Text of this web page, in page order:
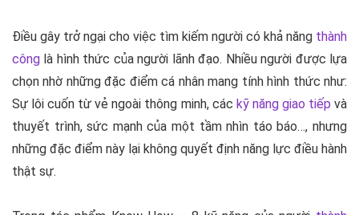
Điều gây trở ngại cho việc tìm kiếm người có khả năng thành
công là hình thức của người lãnh đạo. Nhiều người được lựa
chọn nhờ những đặc điểm cá nhân mang tính hình thức như:
Sự lôi cuốn từ vẻ ngoài thông minh, các kỹ năng giao tiếp và
thuyết trình, sức mạnh của một tầm nhìn táo báo…, nhưng
những đặc điểm này lại không quyết định năng lực điều hành
thật sự.